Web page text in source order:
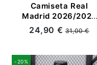
Camiseta Real
Madrid 2026/2027
Edición Especial
Verde Zafiro
24,90 €31,00 €
-20%